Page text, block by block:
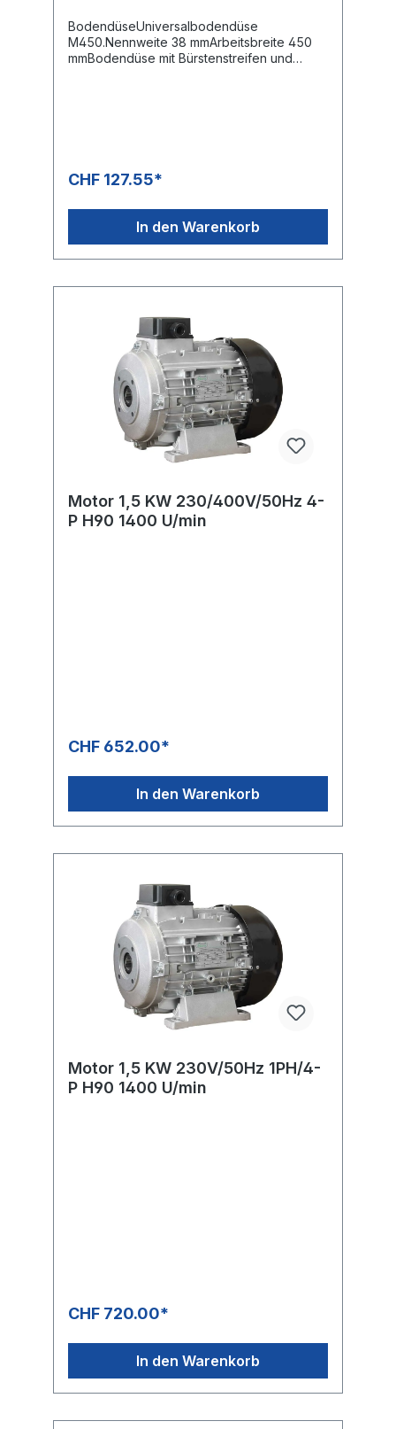
BodendüseUniversalbodendüse
M450.Nennweite 38 mmArbeitsbreite 450
mmBodendüse mit Bürstenstreifen und
CHF 127.55*
In den Warenkorb
Motor 1,5 KW 230/400V/50Hz 4-
P H90 1400 U/min
CHF 652.00*
In den Warenkorb
Motor 1,5 KW 230V/50Hz 1PH/4-
P H90 1400 U/min
CHF 720.00*
In den Warenkorb